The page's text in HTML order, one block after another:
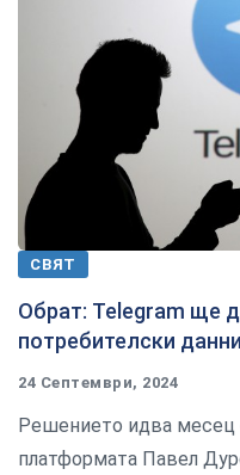
СВЯТ
Обрат: Telegram ще
потребителски данни
24 Септември, 2024
Решението идва месец
платформата Павел